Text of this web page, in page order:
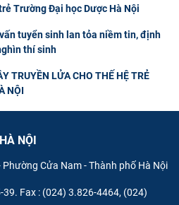
Trường Đại học Dược Hà Nội
tuyển sinh lan tỏa niềm tin, định
thí sinh
TRUYỀN LỬA CHO THẾ HỆ TRẺ
NỘI
NỘI
Phường Cửa Nam - Thành phố Hà Nội
Fax : (024) 3.826-4464, (024)